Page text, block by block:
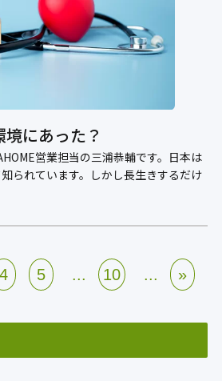
にあった？
営業担当の三浦恭輔です。日本は
られています。しかし長生きするだけ
4 5 ... 10 ... »